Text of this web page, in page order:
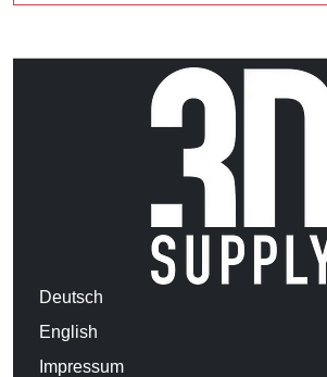
Deutsch
English
Impressum